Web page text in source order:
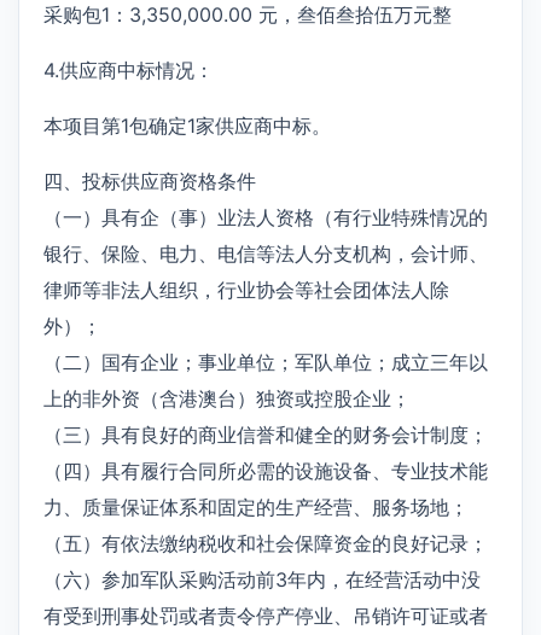
采购包1：3,350,000.00 元，叁佰叁拾伍万元整
4.供应商中标情况：
本项目第1包确定1家供应商中标。
四、投标供应商资格条件
（一）具有企（事）业法人资格（有行业特殊情况的
银行、保险、电力、电信等法人分支机构，会计师、
律师等非法人组织，行业协会等社会团体法人除
外）；
（二）国有企业；事业单位；军队单位；成立三年以
上的非外资（含港澳台）独资或控股企业；
（三）具有良好的商业信誉和健全的财务会计制度；
（四）具有履行合同所必需的设施设备、专业技术能
力、质量保证体系和固定的生产经营、服务场地；
（五）有依法缴纳税收和社会保障资金的良好记录；
（六）参加军队采购活动前3年内，在经营活动中没
有受到刑事处罚或者责令停产停业、吊销许可证或者